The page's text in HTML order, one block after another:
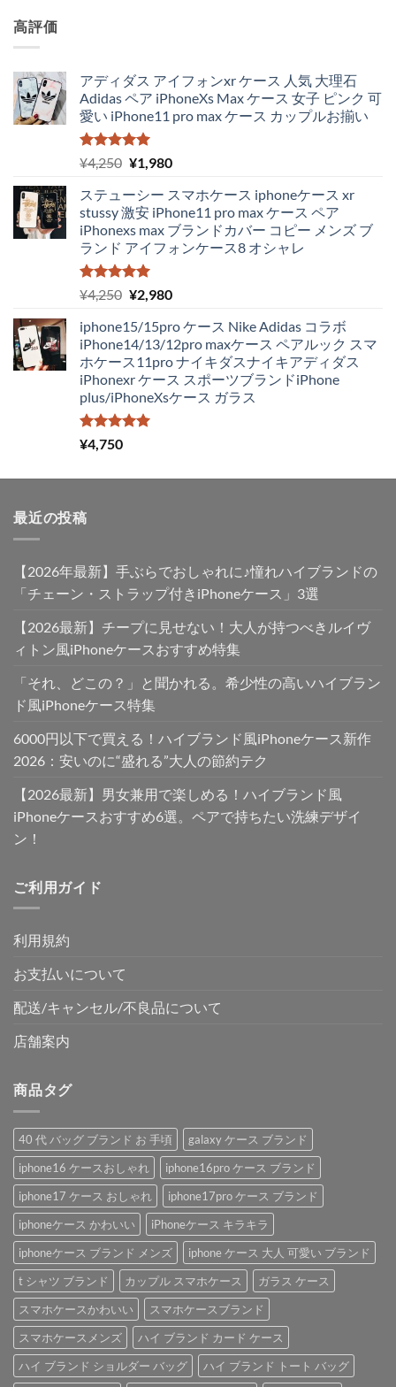
高評価
アディダス アイフォンxr ケース 人気 大理石
Adidas ペア iPhoneXs Max ケース 女子 ピンク 可
愛い iPhone11 pro max ケース カップルお揃い
5段階中
5.00
の評価
¥4,250 元
価
格
は
¥4,250
で
し
¥1,980現
の
価
格
は
で
ステューシー スマホケース iphoneケース xr
stussy 激安 iPhone11 pro max ケース ペア
iPhonexs max ブランドカバー コピー メンズ ブ
ランド アイフォンケース8 オシャレ
5段階中
5.00
の評価
¥4,250 元
価
格
は
¥4,250
で
し
¥2,980現
の
価
格
は
¥2,980
iphone15/15pro ケース Nike Adidas コラボ
iPhone14/13/12pro maxケース ペアルック スマ
ホケース11pro ナイキダスナイキアディダス
iPhonexr ケース スポーツブランドiPhone
plus/iPhoneXsケース ガラス
5段階中
5.00
¥4,750
最近の投稿
【2026年最新】手ぶらでおしゃれに♪憧れハイブランドの
「チェーン・ストラップ付きiPhoneケース」3選
【2026最新】チープに見せない！大人が持つべきルイヴ
ィトン風iPhoneケースおすすめ特集
「それ、どこの？」と聞かれる。希少性の高いハイブラン
ド風iPhoneケース特集
6000円以下で買える！ハイブランド風iPhoneケース新作
2026：安いのに“盛れる”大人の節約テク
【2026最新】男女兼用で楽しめる！ハイブランド風
iPhoneケースおすすめ6選。ペアで持ちたい洗練デザイ
ン！
ご利用ガイド
利用規約
お支払いについて
配送/キャンセル/不良品について
店舗案内
商品タグ
40 代 バッグ ブランド お 手頃
galaxy ケース ブランド
iphone16 ケースおしゃれ
iphone16pro ケース ブランド
iphone17 ケース おしゃれ
iphone17pro ケース ブランド
iphoneケース かわいい
iPhoneケース キラキラ
iphoneケース ブランド メンズ
iphone ケース 大人 可愛い ブランド
t シャツ ブランド
カップル スマホケース
ガラス ケース
スマホケースかわいい
スマホケースブランド
スマホケースメンズ
ハイ ブランド カード ケース
ハイ ブランド ショルダー バッグ
ハイ ブランド トート バッグ